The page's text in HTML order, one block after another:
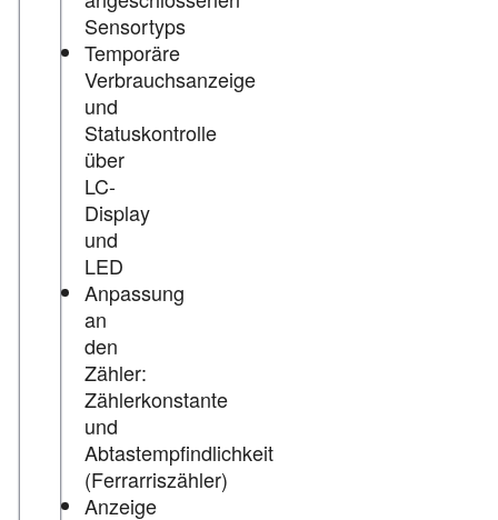
Sensortyps
Temporäre
Verbrauchsanzeige
und
Statuskontrolle
über
LC-
Display
und
LED
Anpassung
an
den
Zähler:
Zählerkonstante
und
Abtastempfindlichkeit
(Ferrarriszähler)
Anzeige